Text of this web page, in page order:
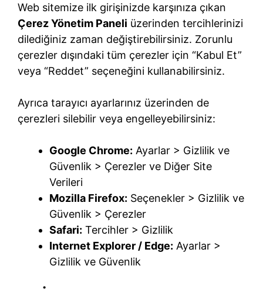
Web sitemize ilk girişinizde karşınıza çıkan
Çerez Yönetim Paneli üzerinden tercihlerinizi
dilediğiniz zaman değiştirebilirsiniz. Zorunlu
çerezler dışındaki tüm çerezler için “Kabul Et”
veya “Reddet” seçeneğini kullanabilirsiniz.
Ayrıca tarayıcı ayarlarınız üzerinden de
çerezleri silebilir veya engelleyebilirsiniz:
Google Chrome: Ayarlar > Gizlilik ve
Güvenlik > Çerezler ve Diğer Site
Verileri
Mozilla Firefox: Seçenekler > Gizlilik ve
Güvenlik > Çerezler
Safari: Tercihler > Gizlilik
Internet Explorer / Edge: Ayarlar >
Gizlilik ve Güvenlik